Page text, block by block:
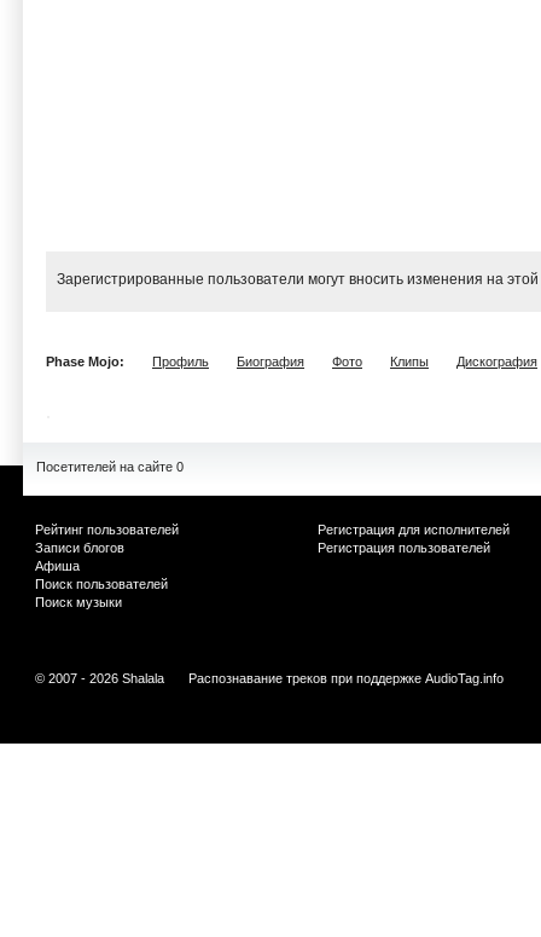
Зарегистрированные пользователи могут вносить изменения на
Phase Mojo: Профиль Биография Фото Клипы Дискография
Посетителей на сайте 0
Рейтинг пользователей
Записи блогов
Афиша
Поиск пользователей
Поиск музыки
Регистрация для исполнителей
Регистрация пользователей
© 2007 - 2026 Shalala Распознавание треков при поддержке AudioTag.info